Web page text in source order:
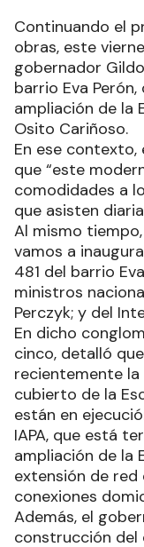
Continuando el
obras, este
gobernador
barrio Eva
ampliación de la
Osito Cariñoso.
En ese
que “este
comodidades a
que asisten
Al mismo
vamos a
481 del barrio
ministros
Perczyk; y del
En dicho
cinco, detalló
recientemente
cubierto de la
están en
IAPA, que está
ampliación de la
extensión de red
conexiones
Además, el
construcción del